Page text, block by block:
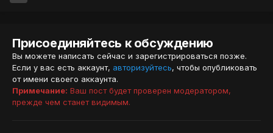
Присоединяйтесь к обсуждению
Вы можете написать сейчас и зарегистрироваться позже.
Если у вас есть аккаунт, авторизуйтесь, чтобы опубликовать
от имени своего аккаунта.
Примечание: Ваш пост будет проверен модератором,
прежде чем станет видимым.